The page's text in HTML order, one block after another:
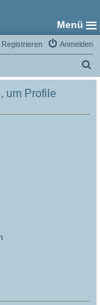
Menü
Anmelden
Registrieren
u
um Profile